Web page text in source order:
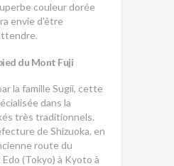
couleur dorée
envie d'être
du Mont Fuji
la famille Sugii, cette
dans la
très traditionnels.
de Shizuoka, en
route du
(Tokyo) à Kyoto à